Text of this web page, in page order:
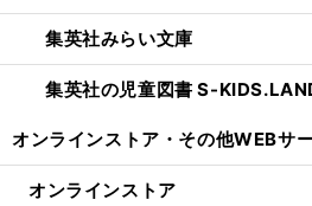
集英社みらい文庫
集英社の児童図書 S-
オンラインストア・ その他WEBサ
オンラインストア